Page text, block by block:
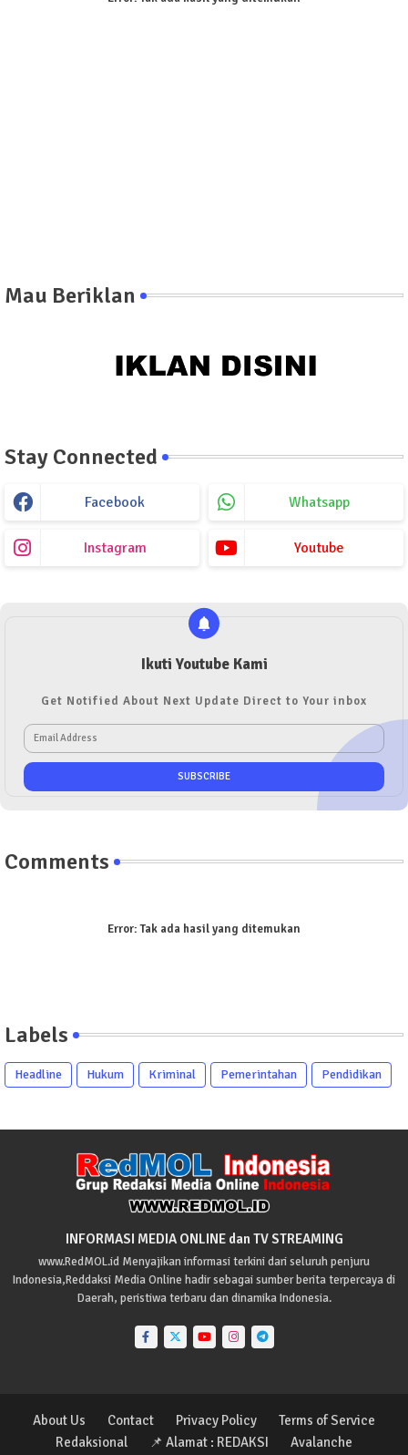
Mau Beriklan
Stay Connected
Facebook Whatsapp
Instagram Youtube
Ikuti Youtube Kami
Get Notified About Next Update Direct to Your inbox
Comments
Error:Tak ada hasil yang ditemukan
Labels
Headline Hukum Kriminal Pemerintahan Pendidikan
INFORMASI MEDIA ONLINE dan TV STREAMING
www.RedMOL.id Menyajikan informasi terkini dari seluruh penjuru
Indonesia,Reddaksi Media Online hadir sebagai sumber berita terpercaya di
Daerah, peristiwa terbaru dan dinamika Indonesia.
About Us Contact Privacy Policy
Terms of Service
Redaksional
📌 Alamat : REDAKSI Avalanche